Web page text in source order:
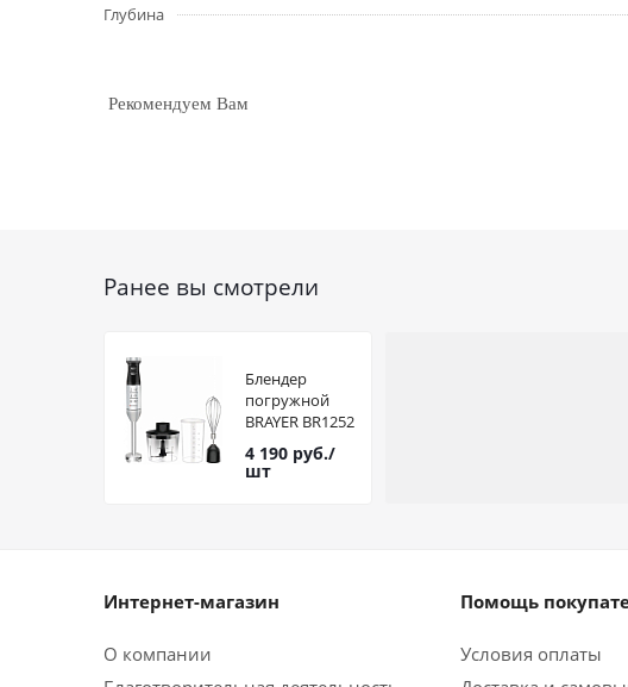
Глубина
Рекомендуем Вам
Ранее вы смотрели
Блендер
погружной
BRAYER BR1252
1200Вт
4 190 руб./
шт
Интернет-магазин
О компании
Помощь
Условия оплаты